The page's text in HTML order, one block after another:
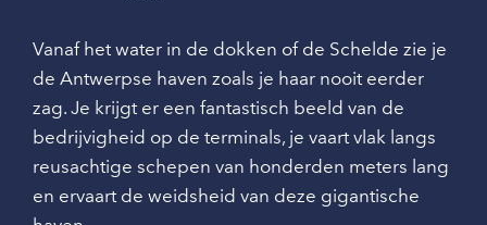
crumble
Exotisch dessert € 15,00
Een krokante biscuit met witte chocolade,
cremeux van nougat, passievrucht abrikoos en
Vanaf het water in de dokken of de Schelde zie je
de Antwerpse haven zoals je haar nooit eerder
zag. Je krijgt er een fantastisch beeld van de
bedrijvigheid op de terminals, je vaart vlak langs
reusachtige schepen van honderden meters lang
en ervaart de weidsheid van deze gigantische